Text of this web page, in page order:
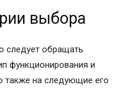
выбора
следует обращать
функционирования и
также на следующие его